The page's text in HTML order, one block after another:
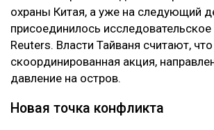
охраны Китая, а уже на следующий
присоединилось
Reuters. Власти Тайваня считают,
скоординированная акция,
давление на остров.
Новая точка конфликта